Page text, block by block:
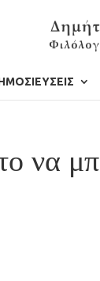
να